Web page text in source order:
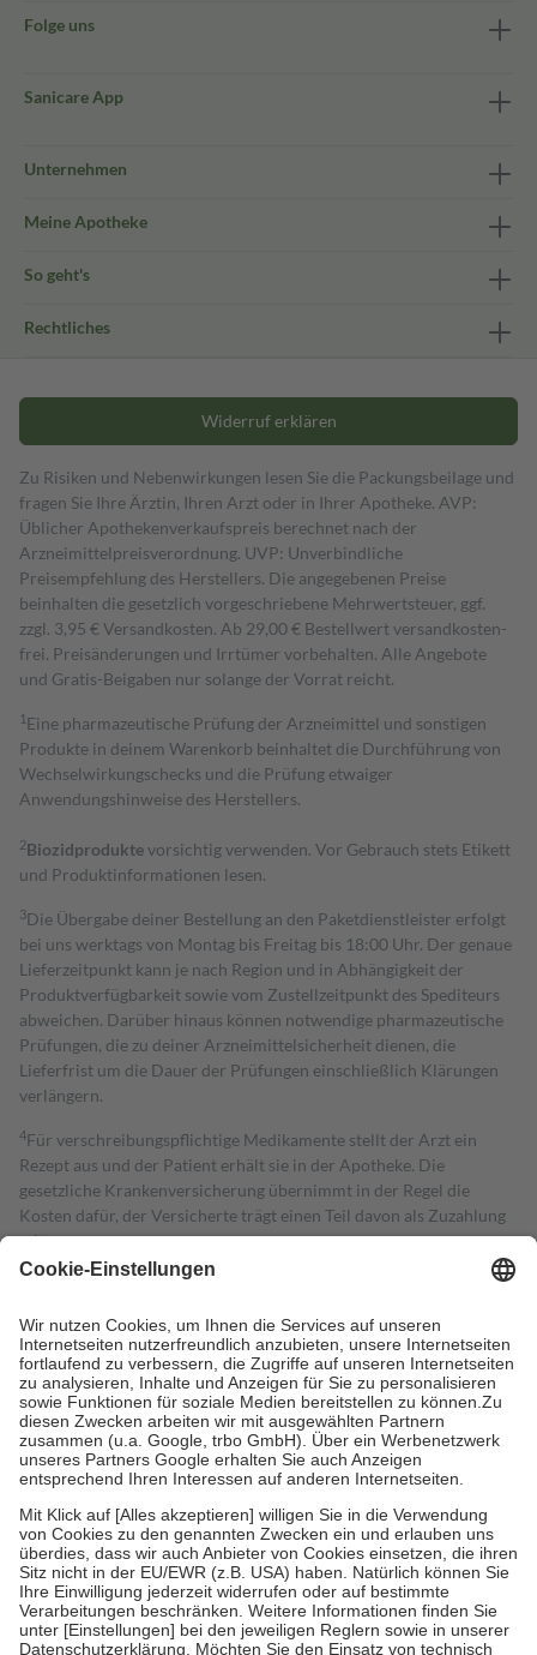
Folge uns
Sanicare App
Unternehmen
Meine Apotheke
So geht's
Rechtliches
Widerruf erklären
Zu Risiken und Nebenwirkungen lesen Sie die Packungsbeilage und
fragen Sie Ihre Ärztin, Ihren Arzt oder in Ihrer Apotheke. AVP:
Üblicher Apothekenverkaufspreis berechnet nach der
Arzneimittelpreisverordnung. UVP: Unverbindliche
Preisempfehlung des Herstellers. Die angegebenen Preise
beinhalten die gesetzlich vorgeschriebene Mehrwertsteuer, ggf.
zzgl. 3,95 € Versandkosten. Ab 29,00 € Bestell­wert versand­kosten­
frei. Preisänderungen und Irrtümer vorbehalten. Alle Angebote
und Gratis-Beigaben nur solange der Vorrat reicht.
1 Eine pharmazeutische Prüfung der Arzneimittel und sonstigen
Produkte in deinem Warenkorb beinhaltet die Durchführung von
Wechselwirkungschecks und die Prüfung etwaiger
Anwendungshinweise des Herstellers.
2Biozidproduktevorsichtig verwenden. Vor Gebrauch stets Etikett
und Produktinformationen lesen.
3Die Übergabe deiner Bestellung an den Paketdienstleister erfolgt
bei uns werktags von Montag bis Freitag bis 18:00 Uhr. Der genaue
Lieferzeitpunkt kann je nach Region und in Abhängigkeit der
Produktverfügbarkeit sowie vom Zustellzeitpunkt des Spediteurs
abweichen. Darüber hinaus können notwendige pharmazeutische
Prüfungen, die zu deiner Arzneimittelsicherheit dienen, die
Lieferfrist um die Dauer der Prüfungen einschließlich Klärungen
verlängern.
4Für verschreibungspflichtige Medikamente stellt der Arzt ein
Rezept aus und der Patient erhält sie in der Apotheke. Die
gesetzliche Krankenversicherung übernimmt in der Regel die
Kosten dafür, der Versicherte trägt einen Teil davon als Zuzahlung
mit.
Grundsätzlich leisten Mitglieder Zuzahlungen in Höhe von zehn
höchstens zehn Euro.
Es sind jedoch nie mehr als die tatsächlichen
Kosten der Leistung zu entrichten.
Diese Regeln gelten grundsätzlich auch für Online-Apotheken.
Bei Heilmitteln und häuslicher Krankenpflege beträgt die
Zuzahlung zehn Prozent der Kosten sowie zehn Euro je
Verordnung.
Um das Engagement der Versicherten für ihre eigene Gesundheit zu
stärken und die besondere Stellung der Familie zu unterstützen,
fallenkeine Zuzahlungenan bei:
• Kindern und Jugendlichen bis zum vollendeten 18. Lebensjahr
mit Ausnahme der Fahrkosten
• Untersuchungen zur Vorsorge und Früherkennung, die von der
GKV getragen werden
• empfohlenen Schutzimpfungen